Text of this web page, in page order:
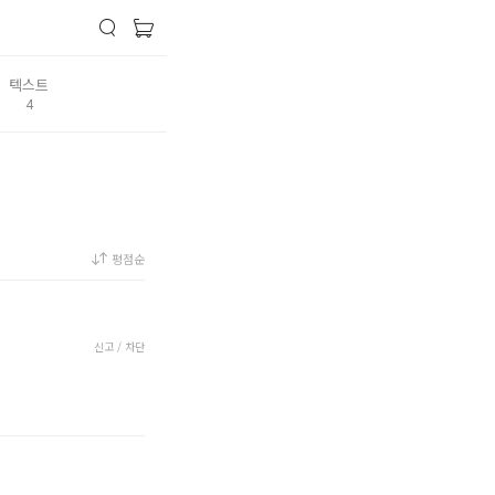
텍스트
4
평점순
신고 / 차단